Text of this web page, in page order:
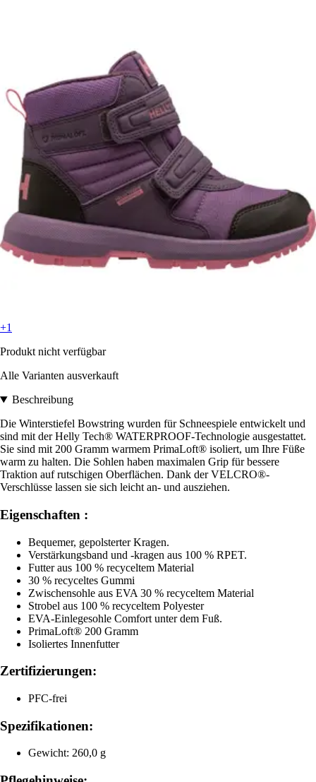
+1
Produkt nicht verfügbar
Alle Varianten ausverkauft
Beschreibung
Die Winterstiefel Bowstring wurden für Schneespiele entwickelt und
sind mit der Helly Tech® WATERPROOF-Technologie ausgestattet.
Sie sind mit 200 Gramm warmem PrimaLoft® isoliert, um Ihre Füße
warm zu halten. Die Sohlen haben maximalen Grip für bessere
Traktion auf rutschigen Oberflächen. Dank der VELCRO®-
Verschlüsse lassen sie sich leicht an- und ausziehen.
Eigenschaften :
Bequemer, gepolsterter Kragen.
Verstärkungsband und -kragen aus 100 % RPET.
Futter aus 100 % recyceltem Material
30 % recyceltes Gummi
Zwischensohle aus EVA 30 % recyceltem Material
Strobel aus 100 % recyceltem Polyester
EVA-Einlegesohle Comfort unter dem Fuß.
PrimaLoft® 200 Gramm
Isoliertes Innenfutter
Zertifizierungen:
PFC-frei
Spezifikationen:
Gewicht: 260,0 g